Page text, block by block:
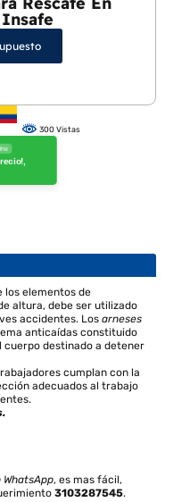
300 Vistas
los elementos de
altura, debe ser utilizado
accidentes. Los arneses
anticaídas constituido
cuerpo destinado a detener
cumplan con la
adecuados al trabajo
Condiciones.
WhatsApp, es mas fácil,
3103287545.